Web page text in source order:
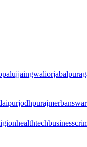
ujjaingwaliorjabalpur
jodhpurajmer
healthtechbusiness